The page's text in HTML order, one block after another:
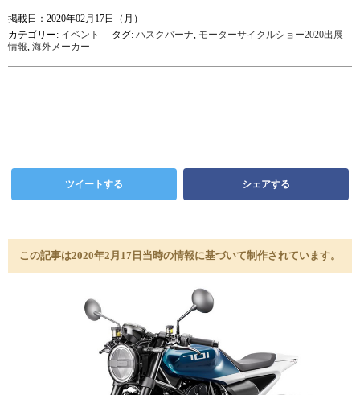
掲載日：2020年02月17日（月）
カテゴリー: イベント タグ: ハスクバーナ, モーターサイクルショー2020出展
情報, 海外メーカー
ツイートする シェアする
この記事は2020年2月17日当時の情報に基づいて制作されています。